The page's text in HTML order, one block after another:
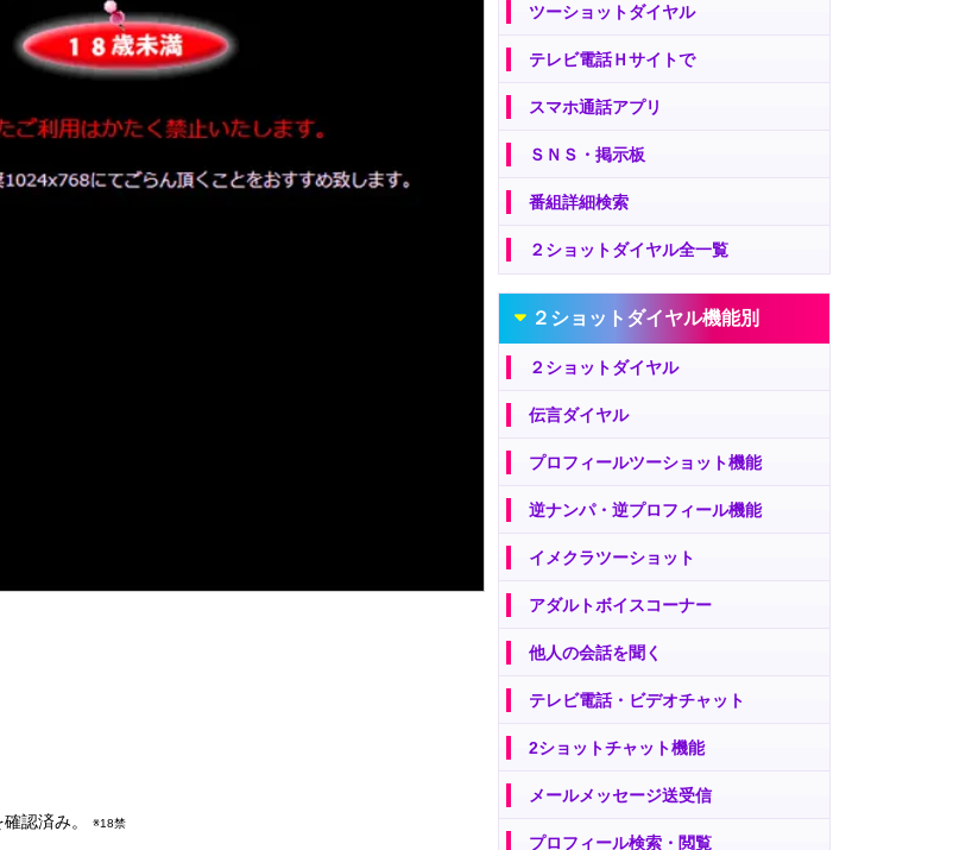
認済み。 ※18禁
ツーショットダイヤル
テレビ電話Ｈサイトで
スマホ通話アプリ
ＳＮＳ・掲示板
番組詳細検索
２ショットダイヤル全一覧
２ショットダイヤル機能別
２ショットダイヤル
伝言ダイヤル
プロフィールツーショット機能
逆ナンパ・逆プロフィール機能
イメクラツーショット
アダルトボイスコーナー
他人の会話を聞く
テレビ電話・ビデオチャット
2ショットチャット機能
メールメッセージ送受信
プロフィール検索・閲覧